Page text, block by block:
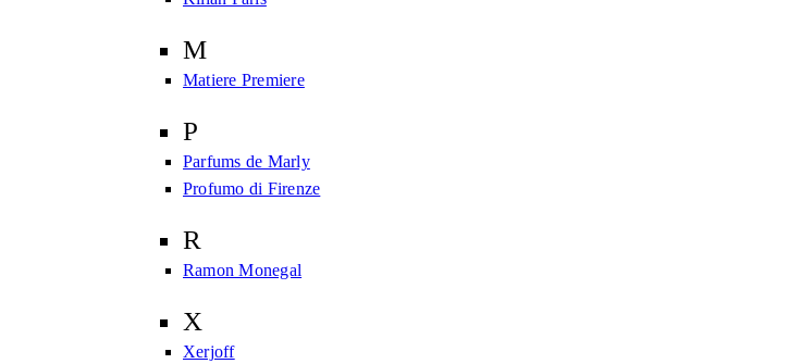
M
Matiere Premiere
P
Parfums de Marly
Profumo di Firenze
R
Ramon Monegal
X
Xerjoff